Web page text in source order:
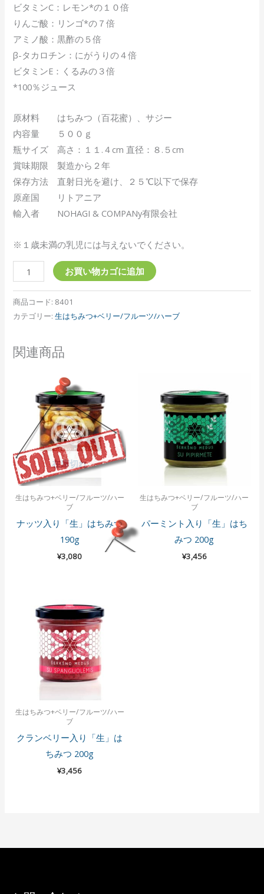
ビタミンC：レモン*の１０倍
りんご酸：リンゴ*の７倍
アミノ酸：黒酢の５倍
β-タカロチン：にがうりの４倍
ビタミンE：くるみの３倍
*100％ジュース
原材料 はちみつ（百花蜜）、サジー
内容量 ５００ｇ
瓶サイズ 高さ：１１.４cm 直径：８.５cm
賞味期限 製造から２年
保存方法 直射日光を避け、２５℃以下で保存
原産国 リトアニア
輸入者 NOHAGI & COMPANy有限会社
※１歳未満の乳児には与えないでください。
お買い物カゴに追加
商品コード: 8401
カテゴリー:生はちみつ+ベリー/フルーツ/ハーブ
関連商品
在庫切れ
生はちみつ+ベリー/フルーツ/ハー
ブ
ナッツ入り「生」はちみつ
190g
¥3,080
生はちみつ+ベリー/フルーツ/ハー
ブ
パーミント入り「生」はち
みつ 200g
¥3,456
生はちみつ+ベリー/フルーツ/ハー
ブ
クランベリー入り「生」は
ちみつ 200g
¥3,456